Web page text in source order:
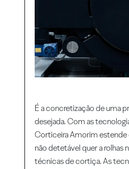
É a concretização de uma
desejada. Com as
Corticeira Amorim estende
não detetável quer a rolhas
técnicas de cortiça. As